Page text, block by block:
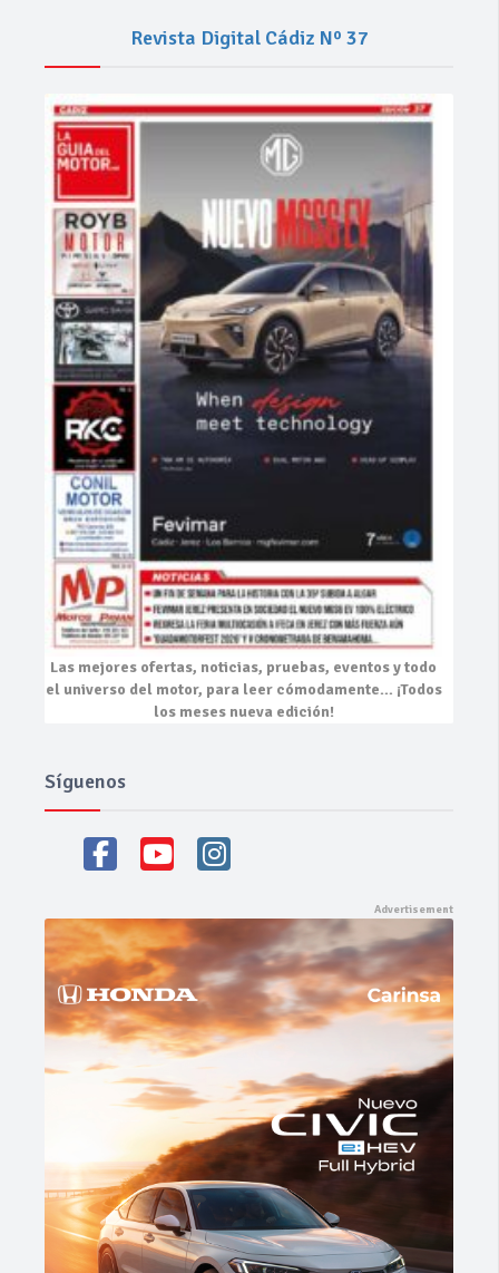
Revista Digital Cádiz Nº 37
Las mejores ofertas, noticias, pruebas, eventosy todo
el universo del motor, para leer cómodamente… ¡Todos
los meses nueva edición!
Síguenos